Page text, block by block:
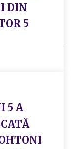
DIN
5
5 A